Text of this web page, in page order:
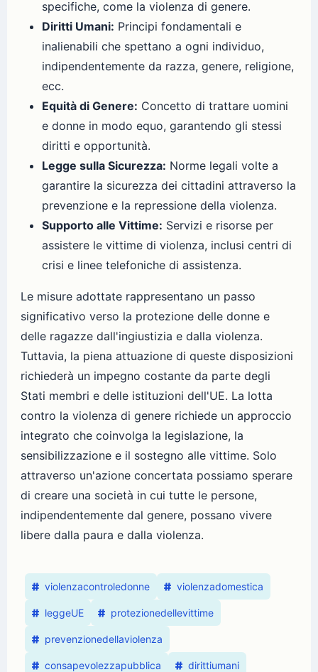
specifiche, come la violenza di genere.
Diritti Umani: Principi fondamentali e
inalienabili che spettano a ogni individuo,
indipendentemente da razza, genere, religione,
ecc.
Equità di Genere: Concetto di trattare uomini
e donne in modo equo, garantendo gli stessi
diritti e opportunità.
Legge sulla Sicurezza: Norme legali volte a
garantire la sicurezza dei cittadini attraverso la
prevenzione e la repressione della violenza.
Supporto alle Vittime: Servizi e risorse per
assistere le vittime di violenza, inclusi centri di
crisi e linee telefoniche di assistenza.
Le misure adottate rappresentano un passo
significativo verso la protezione delle donne e
delle ragazze dall'ingiustizia e dalla violenza.
Tuttavia, la piena attuazione di queste disposizioni
richiederà un impegno costante da parte degli
Stati membri e delle istituzioni dell'UE. La lotta
contro la violenza di genere richiede un approccio
integrato che coinvolga la legislazione, la
sensibilizzazione e il sostegno alle vittime. Solo
attraverso un'azione concertata possiamo sperare
di creare una società in cui tutte le persone,
indipendentemente dal genere, possano vivere
libere dalla paura e dalla violenza.
violenzacontroledonne violenzadomestica
leggeUE protezionedellevittime
prevenzionedellaviolenza
consapevolezzapubblica dirittiumani